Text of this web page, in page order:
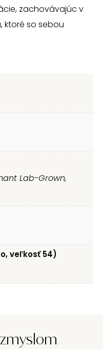
zachovávajúc v
ktoré so sebou
Lab-Grown,
veľkosť 54)